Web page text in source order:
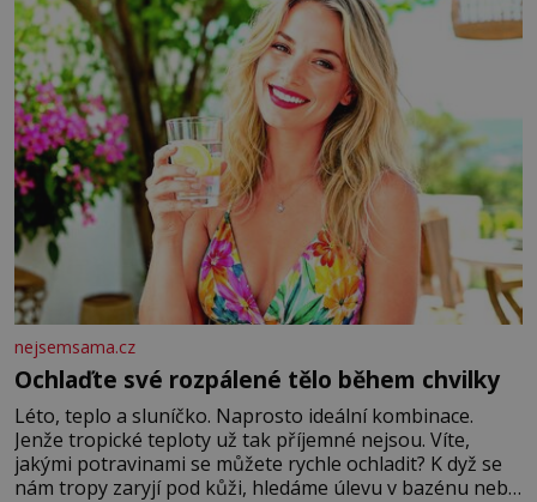
nejsemsama.cz
Ochlaďte své rozpálené tělo během chvilky
Léto, teplo a sluníčko. Naprosto ideální kombinace.
Jenže tropické teploty už tak příjemné nejsou. Víte,
jakými potravinami se můžete rychle ochladit? K dyž se
nám tropy zaryjí pod kůži, hledáme úlevu v bazénu nebo